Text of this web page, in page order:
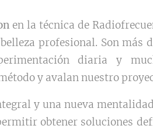
en la técnica de
profesional. Son más
diaria y
y avalan nuestro
y una nueva
obtener soluciones